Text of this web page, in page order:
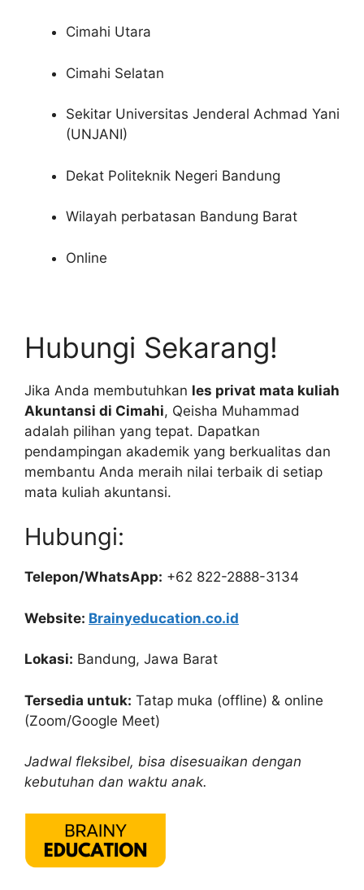
Cimahi Utara
Cimahi Selatan
Sekitar Universitas Jenderal Achmad Yani
(UNJANI)
Dekat Politeknik Negeri Bandung
Wilayah perbatasan Bandung Barat
Online
Hubungi Sekarang!
Jika Anda membutuhkan les privat mata kuliah
Akuntansi di Cimahi, Qeisha Muhammad
adalah pilihan yang tepat. Dapatkan
pendampingan akademik yang berkualitas dan
membantu Anda meraih nilai terbaik di setiap
mata kuliah akuntansi.
Hubungi:
Telepon/WhatsApp: +62 822-2888-3134
Website: Brainyeducation.co.id
Lokasi: Bandung, Jawa Barat
Tersedia untuk: Tatap muka (offline) & online
(Zoom/Google Meet)
Jadwal fleksibel, bisa disesuaikan dengan
kebutuhan dan waktu anak.